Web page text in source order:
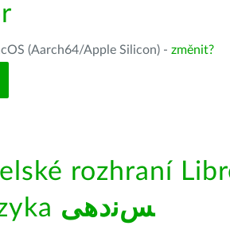
(Aarch64/Apple Silicon) - změnit?
rozhraní
ﺲﻧﺩھی